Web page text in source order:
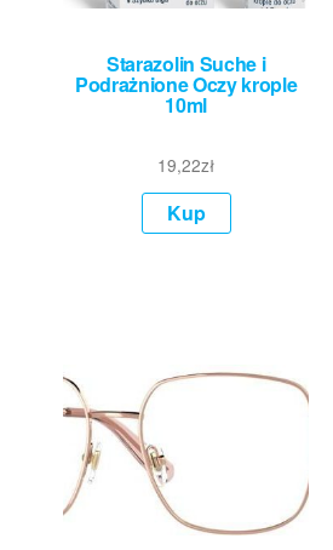
Starazolin Suche i
Podrażnione Oczy krople
10ml
19,22zł
Kup